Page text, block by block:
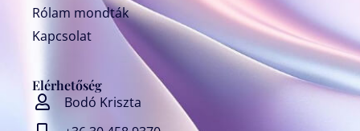
Rólam mondták
Kapcsolat
Elérhetőség
Bodó Kriszta